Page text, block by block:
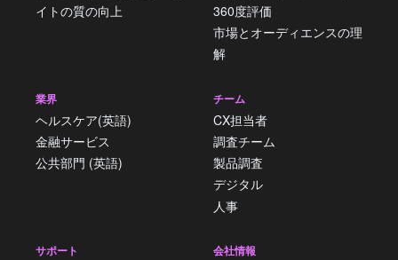
イトの質の向上
360度評価
市場とオーディエンスの理
解
業界
ヘルスケア(英語)
金融サービス
公共部門 (英語)
チーム
CX担当者
調査チーム
製品調査
デジタル
人事
サポート 会社情報